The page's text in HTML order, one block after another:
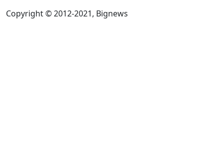
Copyright © 2012-2021, Bignews